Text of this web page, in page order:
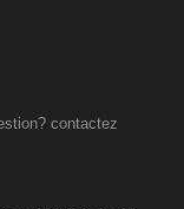
contactez